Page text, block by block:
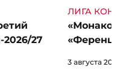
27
ЛИГА
«Монако»
3 августа 2026